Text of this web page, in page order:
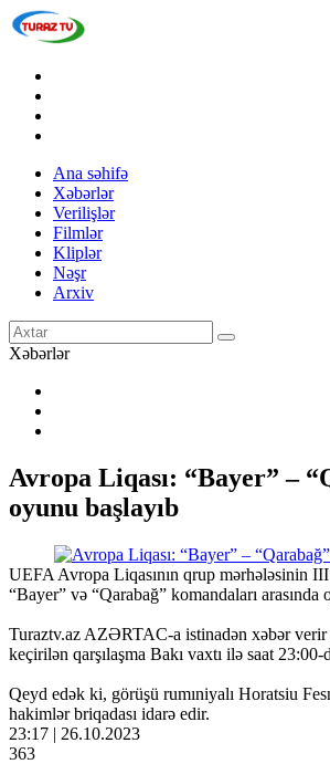
Ana səhifə
Xəbərlər
Verilişlər
Filmlər
Kliplər
Nəşr
Arxiv
Xəbərlər
Avropa Liqası: “Bayer” –
oyunu başlayıb
UEFA Avropa Liqasının qrup mərhələsinin
“Bayer” və “Qarabağ” komandaları arasında
Turaztv.az AZƏRTAC-a istinadən xəbər verir
keçirilən qarşılaşma Bakı vaxtı ilə saat
Qeyd edək ki, görüşü rumıniyalı Horatsiu
hakimlər briqadası idarə edir.
23:17 | 26.10.2023
363